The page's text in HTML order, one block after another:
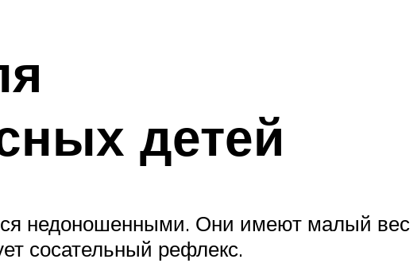
детей
недоношенными. Они имеют малый вес
сосательный рефлекс.